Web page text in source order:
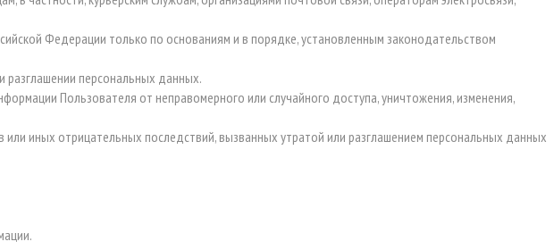
Федерации только по основаниям и в порядке, установленным законодательством
разглашении персональных данных.
Пользователя от неправомерного или случайного доступа, уничтожения, изменения,
иных отрицательных последствий, вызванных утратой или разглашением персональных данных